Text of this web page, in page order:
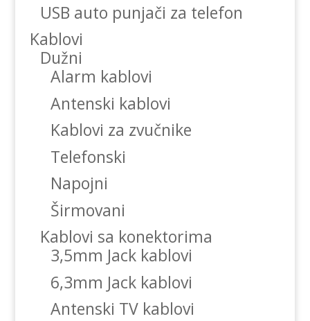
USB auto punjači za telefon
Kablovi
Dužni
Alarm kablovi
Antenski kablovi
Kablovi za zvučnike
Telefonski
Napojni
Širmovani
Kablovi sa konektorima
3,5mm Jack kablovi
6,3mm Jack kablovi
Antenski TV kablovi